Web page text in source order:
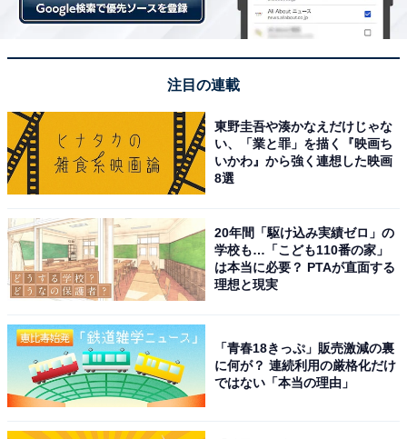
注目の連載
東野圭吾や湊かなえだけじゃな
い、「業と罪」を描く『映画ち
いかわ』から強く連想した映画
8選
20年間「駆け込み実績ゼロ」の
学校も…「こども110番の家」
は本当に必要？ PTAが直面する
理想と現実
「青春18きっぷ」販売激減の裏
に何が？ 連続利用の厳格化だけ
ではない「本当の理由」